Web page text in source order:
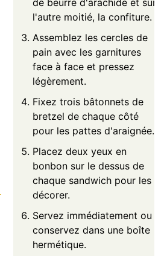
de beurre d'arachide et sur
l'autre moitié, la confiture.
Assemblez les cercles de
pain avec les garnitures
face à face et pressez
légèrement.
Fixez trois bâtonnets de
bretzel de chaque côté
pour les pattes d'araignée.
Placez deux yeux en
bonbon sur le dessus de
chaque sandwich pour les
décorer.
Servez immédiatement ou
conservez dans une boîte
hermétique.